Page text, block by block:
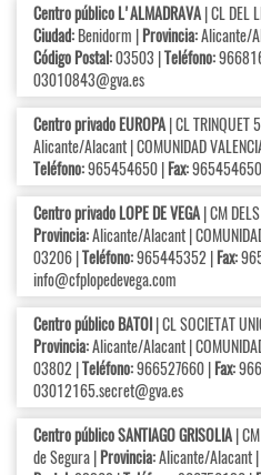
Centro público L'ALMADRAVA| CL DEL
Ciudad:Benidorm |Provincia:Alicante/
Código Postal:03503 |Teléfono:
03010843@gva.es
Centro privado EUROPA| CL TRINQUET
Alicante/Alacant | COMUNIDAD
Teléfono:965454650 |Fax:
Centro privado LOPE DE VEGA| CM
Provincia:Alicante/Alacant |
03206 |Teléfono:965445352 |Fax:
info@cfplopedevega.com
Centro público BATOI| CL SOCIETAT
Provincia:Alicante/Alacant |
03802 |Teléfono:966527660 |Fax:
03012165.secret@gva.es
Centro público SANTIAGO GRISOLIA| CM
de Segura |Provincia:Alicante/Alacant |